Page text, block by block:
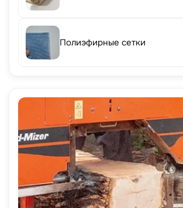
Полиэфирные сетки